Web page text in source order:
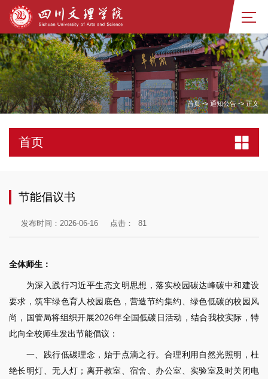
首页-> 通知公告->正文
首页
节能倡议书
发布时间：2026-06-16 点击： 81
全体师生：
为深入践行习近平生态文明思想，落实校园碳达峰碳中和建设
要求，筑牢绿色育人校园底色，营造节约集约、绿色低碳的校园风
尚，国管局将组织开展2026年全国低碳日活动，结合我校实际，特
此向全校师生发出节能倡议：
一、践行低碳理念，始于点滴之行。合理利用自然光照明，杜
绝长明灯、无人灯；离开教室、宿舍、办公室、实验室及时关闭电